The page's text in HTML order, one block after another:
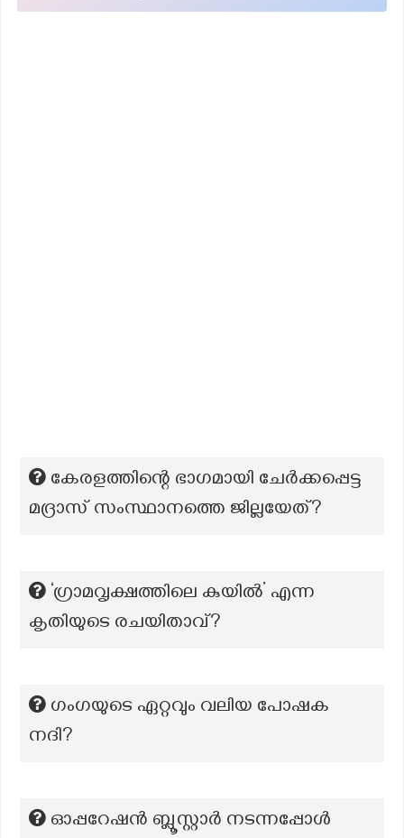
കേരളത്തിന്റെ ഭാഗമായി ചേർക്കപ്പെട്ട
മദ്രാസ് സംസ്ഥാനത്തെ ജില്ലയേത്?
‘ഗ്രാമവൃക്ഷത്തിലെ കുയിൽ’ എന്ന
കൃതിയുടെ രചയിതാവ്?
ഗംഗയുടെ ഏറ്റവും വലിയ പോഷക
നദി?
ഓപ്പറേഷൻ ബ്ലൂസ്റ്റാർ നടന്നപ്പോൾ